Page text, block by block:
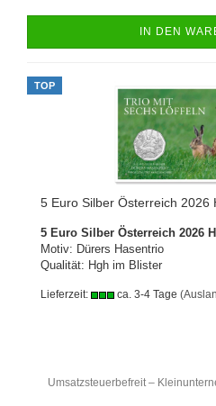
IN DEN
TOP
5 Euro Silber Österreich 2026
5 Euro Silber Österreich 2026
Motiv: Dürers Hasentrio
Qualität: Hgh im Blister
Lieferzeit: ca. 3-4 Tage
Umsatzsteuerbefreit –